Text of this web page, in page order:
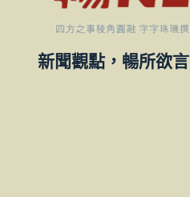
新聞觀點，暢所欲言